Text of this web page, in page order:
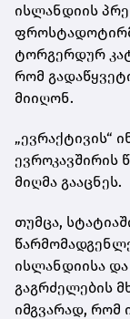
ისლანდიის
ტორგერდურ
რომ
მიიღონ.
„ევრაქტივის“
ევროკავშირის
მიღმა გააცნეს.
თუმცა,
ისლანდიისა და
გაგრძელების
იმგვარად,